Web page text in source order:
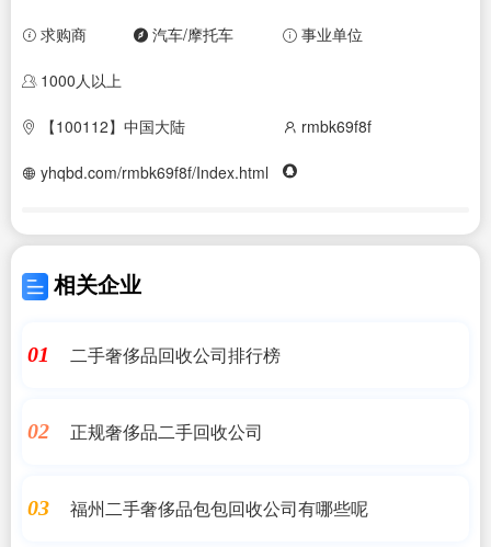
求购商 汽车/摩托车 事业单位
1000人以上
【100112】中国大陆 rmbk69f8f
yhqbd.com/rmbk69f8f/Index.html
相关企业
01 二手奢侈品回收公司排行榜
02 正规奢侈品二手回收公司
03 福州二手奢侈品包包回收公司有哪些呢